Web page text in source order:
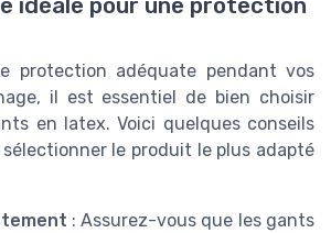
protection adéquate pendant vos
il est essentiel de bien choisir
en latex. Voici quelques conseils
le produit le plus adapté
: Assurez-vous que les gants